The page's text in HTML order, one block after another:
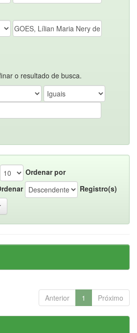
o resultado de busca.
Ordenar por
Registro(s)
Anterior 1 Próximo